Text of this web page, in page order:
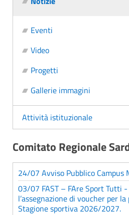
Eventi
Video
Progetti
Gallerie immagini
Attività istituzionale
Comitato Regionale
24/07 Avviso Pubblico
03/07 FAST – FAre Sport Tutti
l’assegnazione di voucher per
Stagione sportiva 2026/2027.